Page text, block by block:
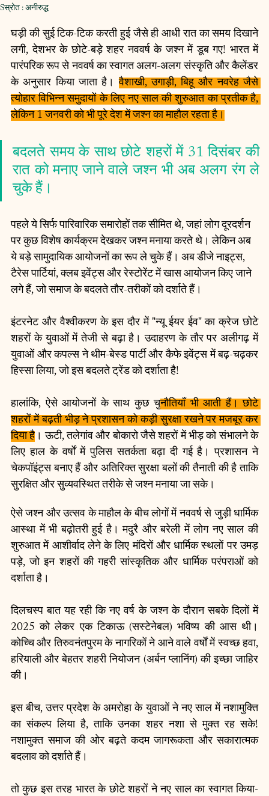
Sस्रोत : अनीरुद्ध
घड़ी की सुई टिक-टिक करती हुई जैसे ही आधी रात का समय दिखाने
लगी, देशभर के छोटे-बड़े शहर नववर्ष के जश्न में डूब गए! भारत में
पारंपरिक रूप से नववर्ष का स्वागत अलग-अलग संस्कृति और कैलेंडर
के अनुसार किया जाता है। वैशाखी, उगाड़ी, बिहू और नवरेह जैसे
त्योहार विभिन्न समुदायों के लिए नए साल की शुरुआत का प्रतीक है,
लेकिन 1 जनवरी को भी पूरे देश में जश्न का माहौल रहता है।
बदलते समय के साथ छोटे शहरों में 31 दिसंबर की
रात को मनाए जाने वाले जश्न भी अब अलग रंग ले
चुके हैं।
पहले ये सिर्फ पारिवारिक समारोहों तक सीमित थे, जहां लोग दूरदर्शन
पर कुछ विशेष कार्यक्रम देखकर जश्न मनाया करते थे। लेकिन अब
ये बड़े सामुदायिक आयोजनों का रूप ले चुके हैं। अब डीजे नाइट्स,
टैरेस पार्टियां, क्लब इवेंट्स और रेस्टोरेंट में खास आयोजन किए जाने
लगे हैं, जो समाज के बदलते तौर-तरीकों को दर्शाते हैं।
इंटरनेट और वैश्वीकरण के इस दौर में "न्यू ईयर ईव" का क्रेज छोटे
शहरों के युवाओं में तेजी से बढ़ा है। उदाहरण के तौर पर अलीगढ़ में
युवाओं और कपल्स ने थीम-बेस्ड पार्टी और कैफे इवेंट्स में बढ़-चढ़कर
हिस्सा लिया, जो इस बदलते ट्रेंड को दर्शाता है!
हालांकि, ऐसे आयोजनों के साथ कुछ चुनौतियाँ भी आती हैं। छोटे
शहरों में बढ़ती भीड़ ने प्रशासन को कड़ी सुरक्षा रखने पर मजबूर कर
दिया है । ऊटी, तलेगांव और बोकारो जैसे शहरों में भीड़ को संभालने के
लिए हाल के वर्षों में पुलिस सतर्कता बढ़ा दी गई है। प्रशासन ने
चेकपॉइंट्स बनाए हैं और अतिरिक्त सुरक्षा बलों की तैनाती की है ताकि
सुरक्षित और सुव्यवस्थित तरीके से जश्न मनाया जा सके।
ऐसे जश्न और उत्सव के माहौल के बीच लोगों में नववर्ष से जुड़ी धार्मिक
आस्था में भी बढ़ोतरी हुई है। मदुरै और बरेली में लोग नए साल की
शुरुआत में आशीर्वाद लेने के लिए मंदिरों और धार्मिक स्थलों पर उमड़
पड़े, जो इन शहरों की गहरी सांस्कृतिक और धार्मिक परंपराओं को
दर्शाता है।
दिलचस्प बात यह रही कि नए वर्ष के जश्न के दौरान सबके दिलों में
2025 को लेकर एक टिकाऊ (सस्टेनेबल) भविष्य की आस थी।
कोच्चि और तिरुवनंतपुरम के नागरिकों ने आने वाले वर्षों में स्वच्छ हवा,
हरियाली और बेहतर शहरी नियोजन (अर्बन प्लानिंग) की इच्छा जाहिर
की।
इस बीच, उत्तर प्रदेश के अमरोहा के युवाओं ने नए साल में नशामुक्ति
का संकल्प लिया है, ताकि उनका शहर नशा से मुक्त रह सके!
नशामुक्त समाज की ओर बढ़ते कदम जागरूकता और सकारात्मक
बदलाव को दर्शाते हैं।
तो कुछ इस तरह भारत के छोटे शहरों ने नए साल का स्वागत किया-